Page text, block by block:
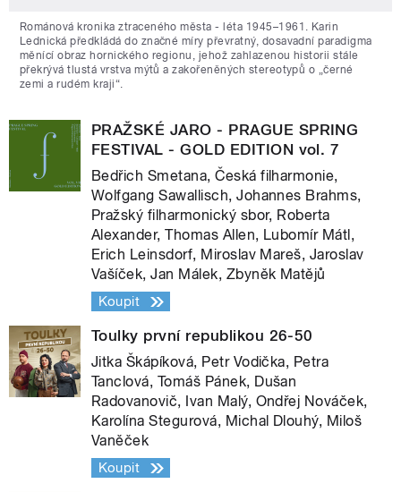
Románová kronika ztraceného města - léta 1945–1961. Karin
Lednická předkládá do značné míry převratný, dosavadní paradigma
měnící obraz hornického regionu, jehož zahlazenou historii stále
překrývá tlustá vrstva mýtů a zakořeněných stereotypů o „černé
zemi a rudém kraji“.
PRAŽSKÉ JARO - PRAGUE SPRING
FESTIVAL - GOLD EDITION vol. 7
Bedřich Smetana, Česká filharmonie,
Wolfgang Sawallisch, Johannes Brahms,
Pražský filharmonický sbor, Roberta
Alexander, Thomas Allen, Lubomír Mátl,
Erich Leinsdorf, Miroslav Mareš, Jaroslav
Vašíček, Jan Málek, Zbyněk Matějů
Koupit
Toulky první republikou 26-50
Jitka Škápíková, Petr Vodička, Petra
Tanclová, Tomáš Pánek, Dušan
Radovanovič, Ivan Malý, Ondřej Nováček,
Karolína Stegurová, Michal Dlouhý, Miloš
Vaněček
Koupit